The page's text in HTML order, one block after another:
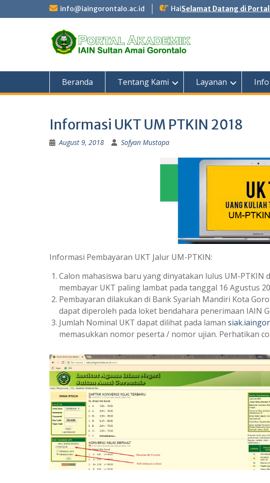
info@iaingorontalo.ac.id HaiSelamat Datang di
Beranda Tentang Kami Layanan
Informasi UKT UM PTKIN 2018
August 9, 2018 Sofyan Mustapa
Informasi Pembayaran UKT Jalur UM-PTKIN:
Calon mahasiswa baru yang dinyatakan lulus UM-
membayar UKT paling lambat pada tanggal 16 Agustus
Pembayaran dilakukan di Bank Syariah Mandiri Kota
dapat diperoleh pada loket bendahara penerimaan IAIN
Jumlah Nominal UKT dapat dilihat pada laman
memasukkan nomor peserta / nomor ujian. Perhatikan